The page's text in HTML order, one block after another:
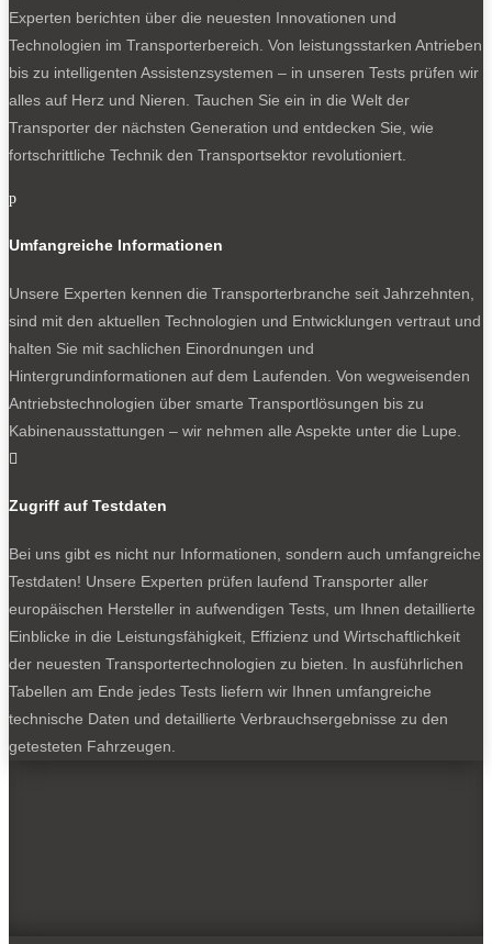
Experten berichten über die neuesten Innovationen und
Technologien im Transporterbereich. Von leistungsstarken Antrieben
bis zu intelligenten Assistenzsystemen – in unseren Tests prüfen wir
alles auf Herz und Nieren. Tauchen Sie ein in die Welt der
Transporter der nächsten Generation und entdecken Sie, wie
fortschrittliche Technik den Transportsektor revolutioniert.
p
Umfangreiche Informationen
Unsere Experten kennen die Transporterbranche seit Jahrzehnten,
sind mit den aktuellen Technologien und Entwicklungen vertraut und
halten Sie mit sachlichen Einordnungen und
Hintergrundinformationen auf dem Laufenden. Von wegweisenden
Antriebstechnologien über smarte Transportlösungen bis zu
Kabinenausstattungen – wir nehmen alle Aspekte unter die Lupe.

Zugriff auf Testdaten
Bei uns gibt es nicht nur Informationen, sondern auch umfangreiche
Testdaten! Unsere Experten prüfen laufend Transporter aller
europäischen Hersteller in aufwendigen Tests, um Ihnen detaillierte
Einblicke in die Leistungsfähigkeit, Effizienz und Wirtschaftlichkeit
der neuesten Transportertechnologien zu bieten. In ausführlichen
Tabellen am Ende jedes Tests liefern wir Ihnen umfangreiche
technische Daten und detaillierte Verbrauchsergebnisse zu den
getesteten Fahrzeugen.